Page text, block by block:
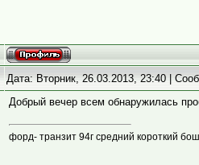
Дата: Вторник, 26.03.2013, 23:40 |
Добрый вечер всем обнаружилась
форд- транзит 94г средний короткий бош